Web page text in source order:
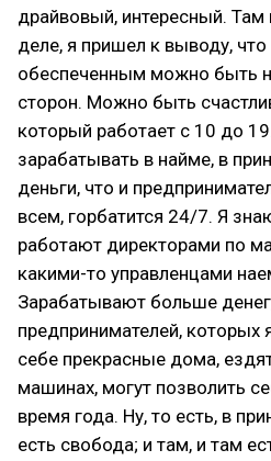
драйвовый, интересный.
деле, я пришел к выводу,
обеспеченным можно быть
сторон. Можно быть
который работает с 10 до
зарабатывать в найме, в
деньги, что и
всем, горбатится 24/7. Я
работают директорами по
какими-то управленцами
Зарабатывают больше
предпринимателей,
себе прекрасные дома,
машинах, могут позволить
время года. Ну, то есть, в
есть свобода; и там, и там